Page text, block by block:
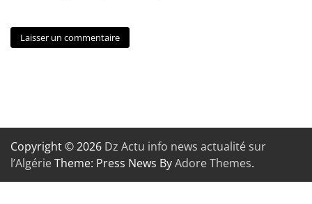
Copyright © 2026 Dz Actu info news actualité sur
l’AlgérieTheme: Press News ByAdore Themes.